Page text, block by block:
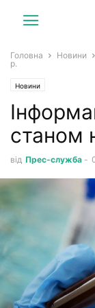
Головна Новини
р.
Новини
станом
від Прес-служба -